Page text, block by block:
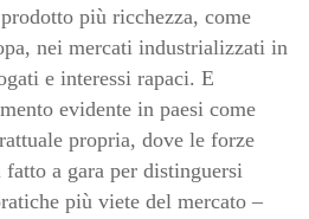
più ricchezza, come
nei mercati industrializzati in
e interessi rapaci. E
evidente in paesi come
propria, dove le forze
fatto a gara per distinguersi
più viete del mercato –